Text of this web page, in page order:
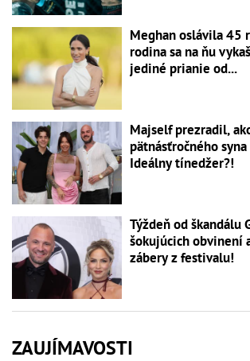
Meghan oslávila 45
rodina sa na ňu
jediné prianie od...
Majself prezradil,
pätnásťročného
Ideálny tínedžer?!
Týždeň od škandálu
šokujúcich obvinení
zábery z festivalu!
ZAUJÍMAVOSTI